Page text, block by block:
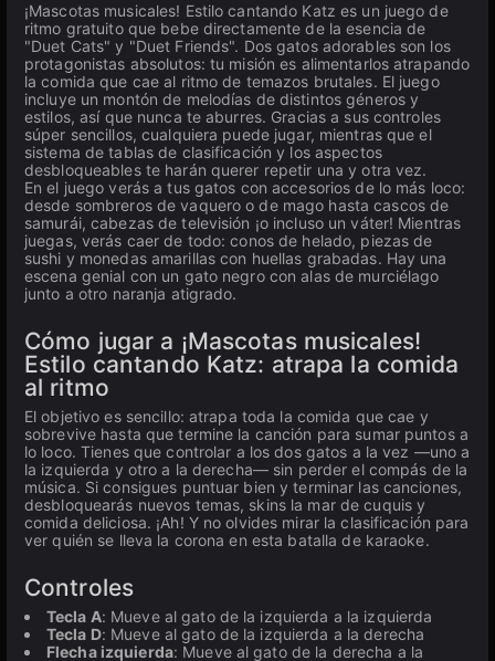
¡Mascotas musicales! Estilo cantando Katz es un juego de
ritmo gratuito que bebe directamente de la esencia de
"Duet Cats" y "Duet Friends". Dos gatos adorables son los
protagonistas absolutos: tu misión es alimentarlos atrapando
la comida que cae al ritmo de temazos brutales. El juego
incluye un montón de melodías de distintos géneros y
estilos, así que nunca te aburres. Gracias a sus controles
súper sencillos, cualquiera puede jugar, mientras que el
sistema de tablas de clasificación y los aspectos
desbloqueables te harán querer repetir una y otra vez.
En el juego verás a tus gatos con accesorios de lo más loco:
desde sombreros de vaquero o de mago hasta cascos de
samurái, cabezas de televisión ¡o incluso un váter! Mientras
juegas, verás caer de todo: conos de helado, piezas de
sushi y monedas amarillas con huellas grabadas. Hay una
escena genial con un gato negro con alas de murciélago
junto a otro naranja atigrado.
Cómo jugar a ¡Mascotas musicales!
Estilo cantando Katz: atrapa la comida
al ritmo
El objetivo es sencillo: atrapa toda la comida que cae y
sobrevive hasta que termine la canción para sumar puntos a
lo loco. Tienes que controlar a los dos gatos a la vez —uno a
la izquierda y otro a la derecha— sin perder el compás de la
música. Si consigues puntuar bien y terminar las canciones,
desbloquearás nuevos temas, skins la mar de cuquis y
comida deliciosa. ¡Ah! Y no olvides mirar la clasificación para
ver quién se lleva la corona en esta batalla de karaoke.
Controles
Tecla A: Mueve al gato de la izquierda a la izquierda
Tecla D: Mueve al gato de la izquierda a la derecha
Flecha izquierda: Mueve al gato de la derecha a la